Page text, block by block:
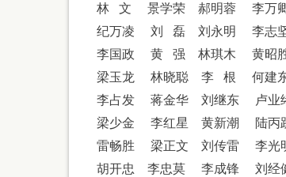
林
文 景学荣 郝明蓉
李万
纪万凌
刘 磊 刘永明
李志
李国政
黄 强 林琪木
黄昭
梁玉龙
林晓聪 李 根
何建
李占发
蒋金华 刘继东
卢业
梁少金
李红星 黄新潮
陆丙
雷畅胜
梁正文 刘传雷
李光
胡开忠
李忠莫 李成锋
刘经